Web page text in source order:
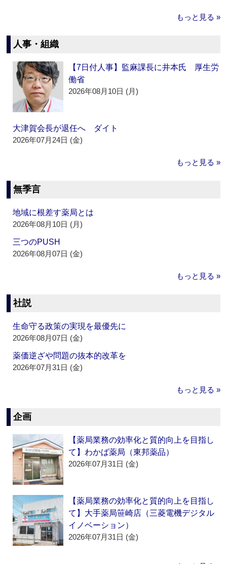
もっと見る »
人事・組織
【7日付人事】監麻課長に井本氏 厚生労
働省
2026年08月10日 (月)
大津賀会長が退任へ ダイト
2026年07月24日 (金)
もっと見る »
無季言
地域に根差す薬局とは
2026年08月10日 (月)
三つのPUSH
2026年08月07日 (金)
もっと見る »
社説
生命守る政策の実現を最優先に
2026年08月07日 (金)
薬価逆ざや問題の抜本的改革を
2026年07月31日 (金)
もっと見る »
企画
【薬局業務の効率化と質的向上を目指し
て】わかば薬局（東邦薬品）
2026年07月31日 (金)
【薬局業務の効率化と質的向上を目指し
て】大手薬局笹崎店（三菱電機デジタル
イノベーション）
2026年07月31日 (金)